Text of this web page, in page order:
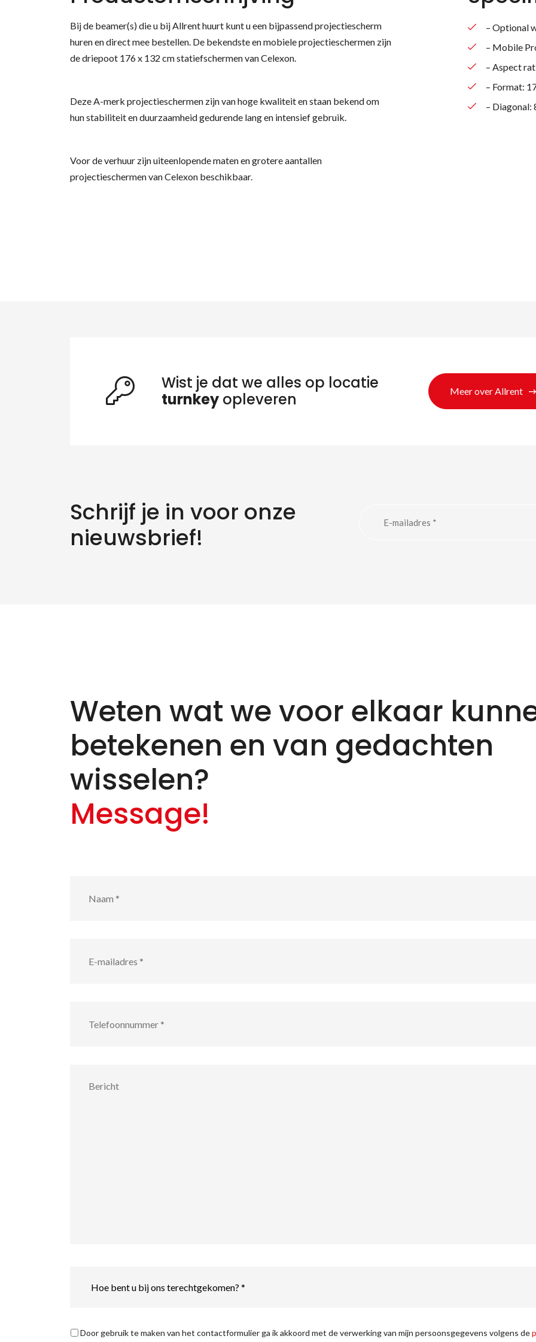
Bij de beamer(s) die u bij Allrent huurt kunt u een bijpassend projectiescherm
huren en direct mee bestellen. De bekendste en mobiele projectieschermen zijn
de driepoot 176 x 132 cm statiefschermen van Celexon.
Deze A-merk projectieschermen zijn van hoge kwaliteit en staan bekend om
hun stabiliteit en duurzaamheid gedurende lang en intensief gebruik.
Voor de verhuur zijn uiteenlopende maten en grotere aantallen
projectieschermen van Celexon beschikbaar.
– Optional
– Mobile
– Aspect
– Format:
– Diagonal:
Wist je dat we alles op locatie
turnkey opleveren Meer over Allrent
Schrijf je in voor onze
nieuwsbrief!
Weten wat we voor elkaar
betekenen en van gedachten
wisselen?
Message!
*
Privacyverklaring *
Door gebruik te maken van het contactformulier ga ik akkoord met de verwerking van mijn persoonsgegevens volgens de
Zoeken naar